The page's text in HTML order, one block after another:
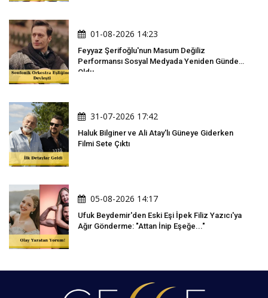
01-08-2026 14:23
Feyyaz Şerifoğlu'nun Masum Değiliz
Performansı Sosyal Medyada Yeniden Gündem
Oldu
31-07-2026 17:42
Haluk Bilginer ve Ali Atay'lı Güneye Giderken
Filmi Sete Çıktı
05-08-2026 14:17
Ufuk Beydemir'den Eski Eşi İpek Filiz Yazıcı'ya
Ağır Gönderme: "Attan İnip Eşeğe..."